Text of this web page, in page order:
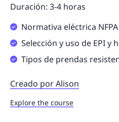
Duración: 3-4 horas
Normativa eléctrica NFPA
Selección y uso de EPI y
Tipos de prendas
Creado por Alison
Explore the course